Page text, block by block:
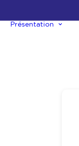
Présentation